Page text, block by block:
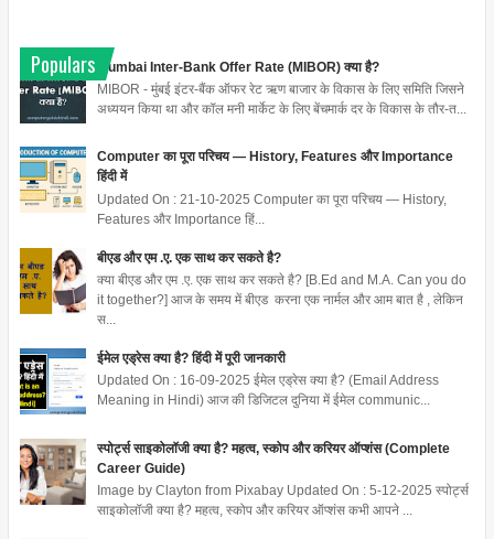
Populars
Mumbai Inter-Bank Offer Rate (MIBOR) क्या है?
MIBOR - मुंबई इंटर-बैंक ऑफर रेट ऋण बाजार के विकास के लिए समिति जिसने
अध्ययन किया था और कॉल मनी मार्केट के लिए बेंचमार्क दर के विकास के तौर-त...
Computer का पूरा परिचय — History, Features और Importance
हिंदी में
Updated On : 21-10-2025 Computer का पूरा परिचय — History,
Features और Importance हिं...
बीएड और एम .ए. एक साथ कर सकते है?
क्या बीएड और एम .ए. एक साथ कर सकते है? [B.Ed and M.A. Can you do
it together?] आज के समय में बीएड करना एक नार्मल और आम बात है , लेकिन
स...
ईमेल एड्रेस क्या है? हिंदी में पूरी जानकारी
Updated On : 16-09-2025 ईमेल एड्रेस क्या है? (Email Address
Meaning in Hindi) आज की डिजिटल दुनिया में ईमेल communic...
स्पोर्ट्स साइकोलॉजी क्या है? महत्व, स्कोप और करियर ऑप्शंस (Complete
Career Guide)
Image by Clayton from Pixabay Updated On : 5-12-2025 स्पोर्ट्स
साइकोलॉजी क्या है? महत्व, स्कोप और करियर ऑप्शंस कभी आपने ...